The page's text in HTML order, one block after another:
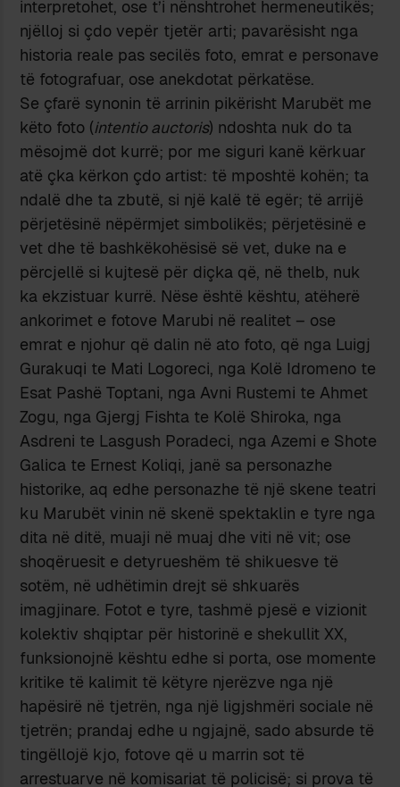
interpretohet, ose t’i nënshtrohet hermeneutikës;
njëlloj si çdo vepër tjetër arti; pavarësisht nga
historia reale pas secilës foto, emrat e personave
të fotografuar, ose anekdotat përkatëse.
Se çfarë synonin të arrinin pikërisht Marubët me
këto foto (intentio auctoris) ndoshta nuk do ta
mësojmë dot kurrë; por me siguri kanë kërkuar
atë çka kërkon çdo artist: të mposhtë kohën; ta
ndalë dhe ta zbutë, si një kalë të egër; të arrijë
përjetësinë nëpërmjet simbolikës; përjetësinë e
vet dhe të bashkëkohësisë së vet, duke na e
përcjellë si kujtesë për diçka që, në thelb, nuk
ka ekzistuar kurrë. Nëse është kështu, atëherë
ankorimet e fotove Marubi në realitet – ose
emrat e njohur që dalin në ato foto, që nga Luigj
Gurakuqi te Mati Logoreci, nga Kolë Idromeno te
Esat Pashë Toptani, nga Avni Rustemi te Ahmet
Zogu, nga Gjergj Fishta te Kolë Shiroka, nga
Asdreni te Lasgush Poradeci, nga Azemi e Shote
Galica te Ernest Koliqi, janë sa personazhe
historike, aq edhe personazhe të një skene teatri
ku Marubët vinin në skenë spektaklin e tyre nga
dita në ditë, muaji në muaj dhe viti në vit; ose
shoqëruesit e detyrueshëm të shikuesve të
sotëm, në udhëtimin drejt së shkuarës
imagjinare. Fotot e tyre, tashmë pjesë e vizionit
kolektiv shqiptar për historinë e shekullit XX,
funksionojnë kështu edhe si porta, ose momente
kritike të kalimit të këtyre njerëzve nga një
hapësirë në tjetrën, nga një ligjshmëri sociale në
tjetrën; prandaj edhe u ngjajnë, sado absurde të
tingëllojë kjo, fotove që u marrin sot të
arrestuarve në komisariat të policisë; si prova të